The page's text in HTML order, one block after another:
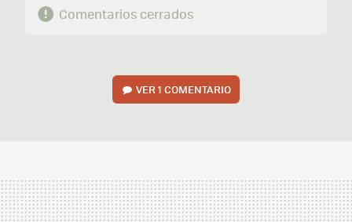
Comentarios cerrados
VER1 COMENTARIO